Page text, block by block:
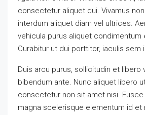
consectetur aliquet dui. Vivamus
interdum aliquet diam vel ultrices.
vehicula purus aliquet condimentum
Curabitur ut dui porttitor, iaculis sem
Duis arcu purus, sollicitudin et libero
bibendum ante. Nunc aliquet libero
consectetur non sit amet nisi.
magna scelerisque elementum id et